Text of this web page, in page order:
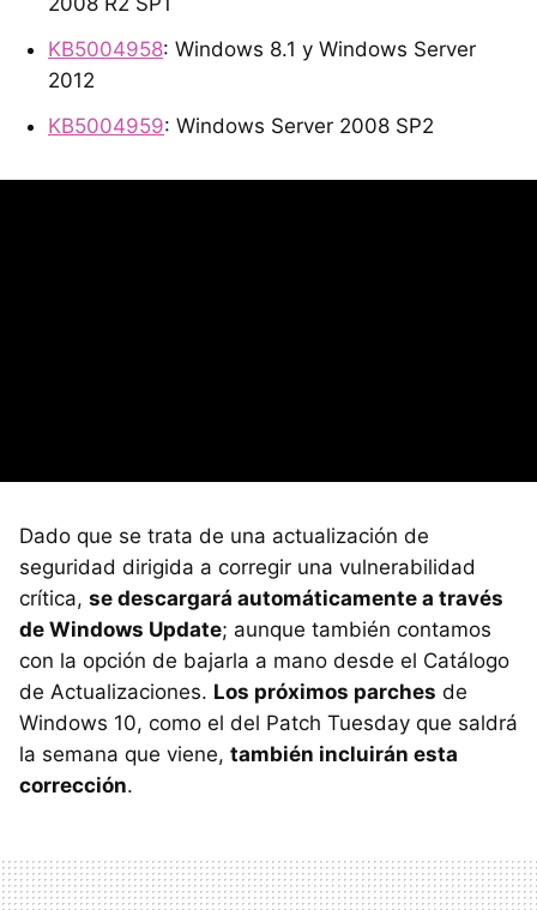
KB5004958: Windows 8.1 y Windows Server
2012
KB5004959: Windows Server 2008 SP2
Dado que se trata de una actualización de
seguridad dirigida a corregir una vulnerabilidad
crítica, se descargará automáticamente a través
de Windows Update; aunque también contamos
con la opción de bajarla a mano desde el Catálogo
de Actualizaciones. Los próximos parches de
Windows 10, como el del Patch Tuesday que saldrá
la semana que viene, también incluirán esta
corrección.